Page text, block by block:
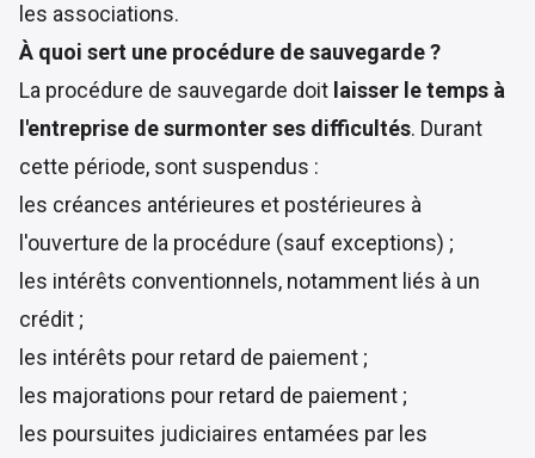
les associations.
À quoi sert une procédure de sauvegarde ?
La procédure de sauvegarde doit laisser le temps à
l'entreprise de surmonter ses difficultés. Durant
cette période, sont suspendus :
les créances antérieures et postérieures à
l'ouverture de la procédure (sauf exceptions) ;
les intérêts conventionnels, notamment liés à un
crédit ;
les intérêts pour retard de paiement ;
les majorations pour retard de paiement ;
les poursuites judiciaires entamées par les